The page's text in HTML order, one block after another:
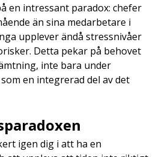
en intressant paradox: chefer
än sina medarbetare i
upplever ändå stressnivåer
Detta pekar på behovet
inte bara under
en integrerad del av det
igen dig i att ha en